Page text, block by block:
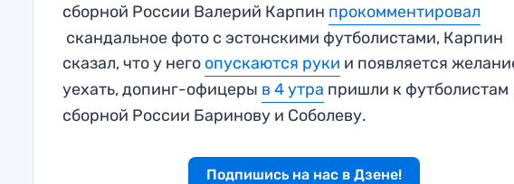
сборной России Валерий Карпин прокомментировал
скандальное фото с эстонскими футболистами, Карпин
сказал, что у него опускаются руки и появляется
уехать, допинг-офицеры в 4 утра пришли к футболистам
сборной России Баринову и Соболеву.
Подпишись на нас в Дзене!